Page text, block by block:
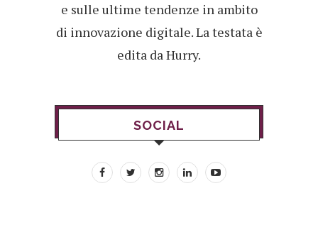
e sulle ultime tendenze in ambito
di innovazione digitale. La testata è
edita da Hurry.
SOCIAL